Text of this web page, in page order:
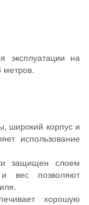
эксплуатации на
метров.
широкий корпус и
использование
защищен слоем
и вес позволяют
хорошую